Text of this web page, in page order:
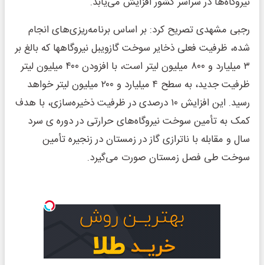
رجبی مشهدی تصریح کرد: بر اساس برنامه‌ریزی‌های انجام
شده، ظرفیت فعلی ذخایر سوخت گازویبل نیروگاهها که بالغ بر
۳ میلیارد و ۸۰۰ میلیون لیتر است، با افزودن ۴۰۰ میلیون لیتر
ظرفیت جدید، به سطح ۴ میلیارد و ۲۰۰ میلیون لیتر خواهد
رسید. این افزایش ۱۰ درصدی در ظرفیت ذخیره‌سازی، با هدف
کمک به تأمین سوخت نیروگاه‌های حرارتی در دوره ی سرد
سال و مقابله با ناترازی گاز در زمستان در زنجیره تأمین
سوخت طی فصل زمستان صورت می‌گیرد.